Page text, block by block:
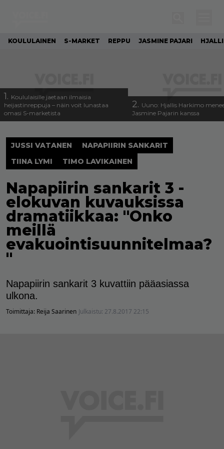
KOULULAINEN S-MARKET REPPU JASMINE PAJARI
1. Koululaisille jaetaan ilmaisia
heijastinreppuja – näin voit lunastaa
omasi S-marketista
2. Uuno: Hjallis Harkimo
Jasmine Pajarin kanssa
JUSSI VATANEN
NAPAPIIRIN SANKARIT
TIINA LYMI
TIMO LAVIKAINEN
Napapiirin sankarit 3 -
elokuvan kuvauksissa
dramatiikkaa: "Onko
meillä
evakuointisuunnitelmaa?
"
Napapiirin sankarit 3 kuvattiin pääasiassa
ulkona.
Toimittaja: Reija Saarinen Julkaistu: 27.8.2017 22:15